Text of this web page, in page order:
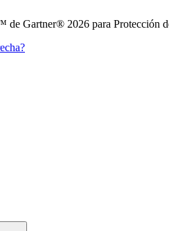
Gartner® 2026 para Protección